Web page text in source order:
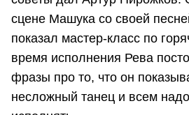
сцене Машука со своей
показал мастер-класс по
время исполнения Рева
фразы про то, что он
несложный танец и всем надо